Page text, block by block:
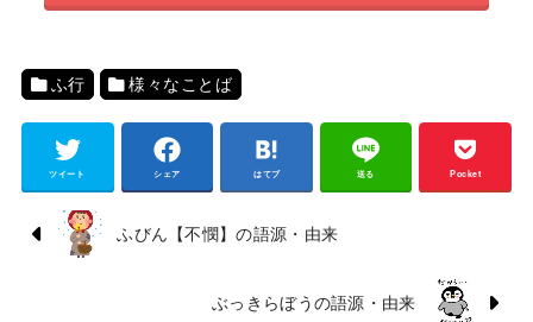
ふ行 様々なことば
ツイート シェア はてブ 送る Pocket
ふびん【不憫】の語源・由来
ぶっきらぼうの語源・由来